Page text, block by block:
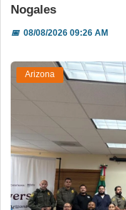
Nogales
📅08/08/2026 09:26 AM
Arizona